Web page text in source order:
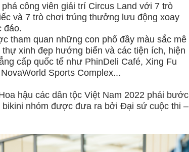
công viên giải trí Circus Land với 7 trò
và 7 trò chơi trúng thưởng lưu động xoay
đáo.
tham quan những con phố đầy màu sắc mê
xinh đẹp hướng biển và các tiện ích, hiện
cấp quốc tế như PhinDeli Café, Xing Fu
Sports Complex...
hậu các dân tộc Việt Nam 2022 phải bước
nhóm được đưa ra bởi Đại sứ cuộc thi –